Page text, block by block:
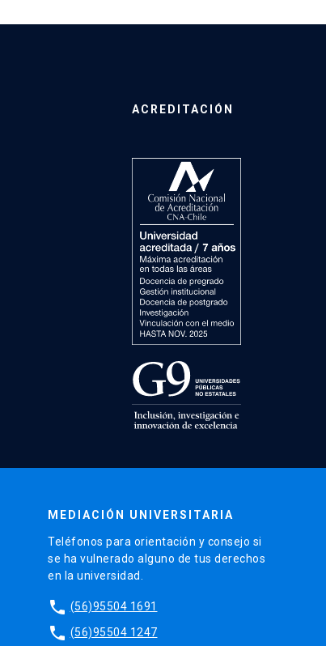
ACREDITACIÓN
MEDIACIÓN UNIVERSITARIA
Teléfonos para orientación y consejo si
se ha vulnerado alguno de tus derechos
en la universidad.
phone (56)95504 1691
phone (56)95504 1247